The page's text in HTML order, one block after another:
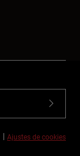
Ajustes de cookies